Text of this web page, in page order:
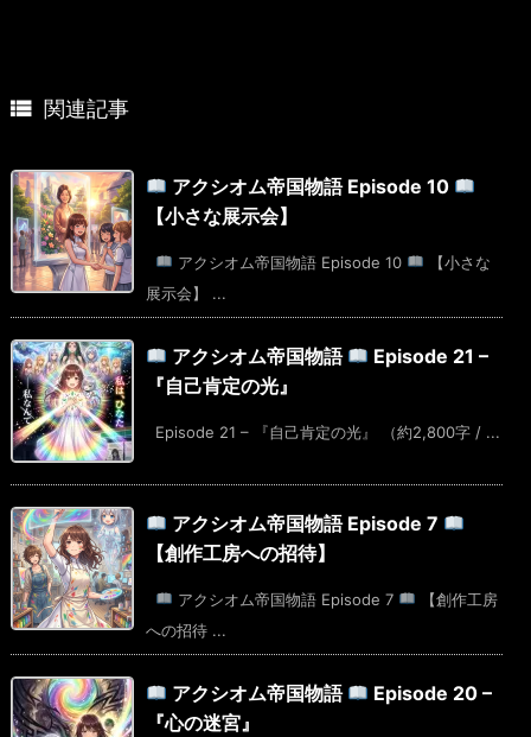
 関連記事
アクシオム帝国物語 Episode 10
【小さな展示会】
アクシオム帝国物語 Episode 10
【小さな
展示会】 ...
アクシオム帝国物語
Episode 21 –
『自己肯定の光』
Episode 21 – 『自己肯定の光』 （約2,800字 / ...
アクシオム帝国物語 Episode 7
【創作工房への招待】
アクシオム帝国物語 Episode 7
【創作工房
への招待 ...
アクシオム帝国物語
Episode 20 –
『心の迷宮』